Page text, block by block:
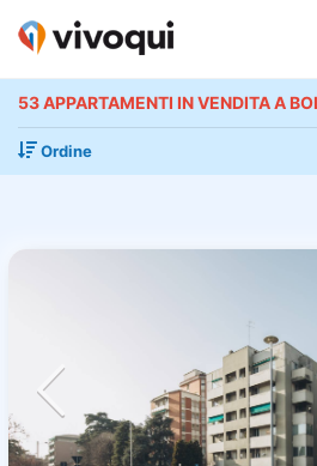
53 APPARTAMENTI IN VENDITA A
Ordine